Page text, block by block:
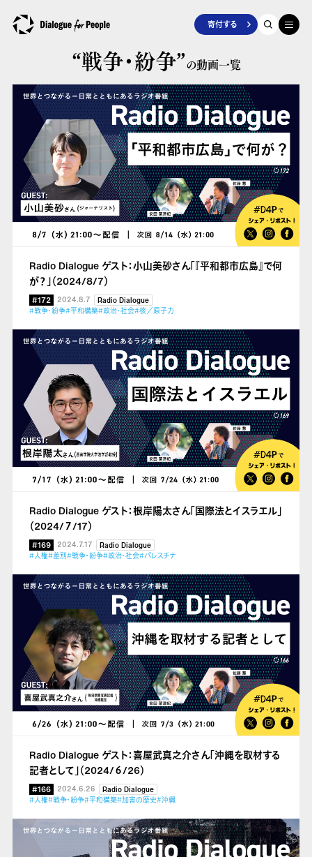
寄付する
“戦争・紛争”の動画一覧
Radio Dialogue ゲスト：小山美砂さん「『平和都市広島』で何
が？」（2024/8/7）
#172 2024.8.7
Radio Dialogue
#戦争・紛争#平和構築#政治・社会#核／原子力
Radio Dialogue ゲスト：根岸陽太さん「国際法とイスラエル」
（2024/７/17）
#169 2024.7.17
Radio Dialogue
#人権#差別#戦争・紛争#政治・社会#パレスチナ
Radio Dialogue ゲスト：喜屋武真之介さん「沖縄を取材する
記者として」（2024/６/26）
#166 2024.6.26
Radio Dialogue
#人権#戦争・紛争#平和構築#加害の歴史#沖縄